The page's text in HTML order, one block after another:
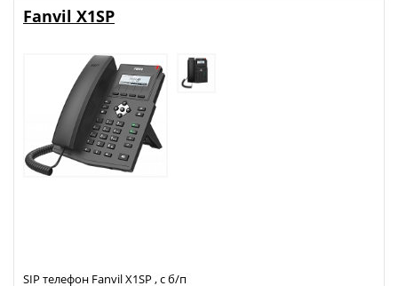
Fanvil X1SP
SIP телефон Fanvil X1SP , с б/п